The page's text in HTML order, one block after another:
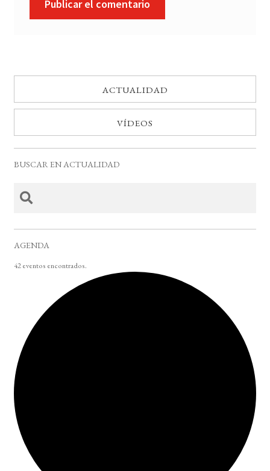
ACTUALIDAD
VÍDEOS
BUSCAR EN ACTUALIDAD
AGENDA
42 eventos encontrados.